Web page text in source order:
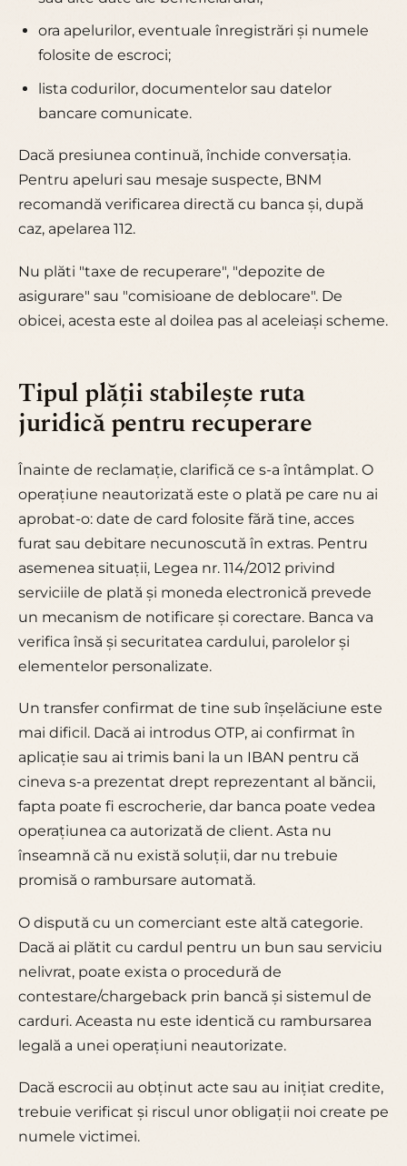
ora apelurilor, eventuale înregistrări și numele
folosite de escroci;
lista codurilor, documentelor sau datelor
bancare comunicate.
Dacă presiunea continuă, închide conversația.
Pentru apeluri sau mesaje suspecte, BNM
recomandă verificarea directă cu banca și, după
caz, apelarea 112.
Nu plăti "taxe de recuperare", "depozite de
asigurare" sau "comisioane de deblocare". De
obicei, acesta este al doilea pas al aceleiași scheme.
Tipul plății stabilește ruta
juridică pentru recuperare
Înainte de reclamație, clarifică ce s-a întâmplat. O
operațiune neautorizată este o plată pe care nu ai
aprobat-o: date de card folosite fără tine, acces
furat sau debitare necunoscută în extras. Pentru
asemenea situații, Legea nr. 114/2012 privind
serviciile de plată și moneda electronică prevede
un mecanism de notificare și corectare. Banca va
verifica însă și securitatea cardului, parolelor și
elementelor personalizate.
Un transfer confirmat de tine sub înșelăciune este
mai dificil. Dacă ai introdus OTP, ai confirmat în
aplicație sau ai trimis bani la un IBAN pentru că
cineva s-a prezentat drept reprezentant al băncii,
fapta poate fi escrocherie, dar banca poate vedea
operațiunea ca autorizată de client. Asta nu
înseamnă că nu există soluții, dar nu trebuie
promisă o rambursare automată.
O dispută cu un comerciant este altă categorie.
Dacă ai plătit cu cardul pentru un bun sau serviciu
nelivrat, poate exista o procedură de
contestare/chargeback prin bancă și sistemul de
carduri. Aceasta nu este identică cu rambursarea
legală a unei operațiuni neautorizate.
Dacă escrocii au obținut acte sau au inițiat credite,
trebuie verificat și riscul unor obligații noi create pe
numele victimei.